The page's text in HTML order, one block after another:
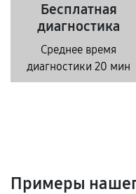
Бесплатная
диагностика
Среднее время
диагностики 20 мин
Примеры